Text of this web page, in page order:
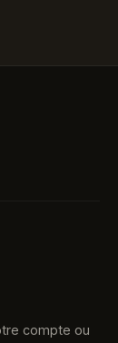
compte ou